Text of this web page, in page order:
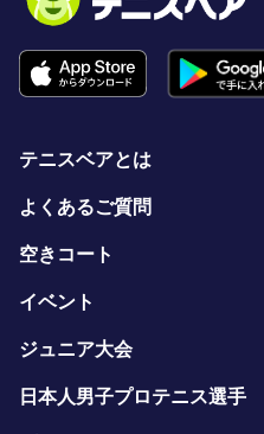
テニスベアとは
よくあるご質問
空きコート
イベント
ジュニア大会
日本人男子プロテニス選手